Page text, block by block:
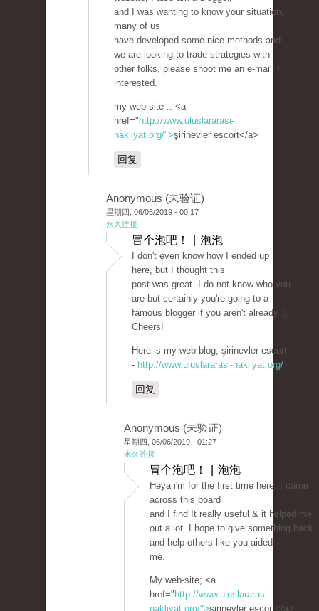
and I was wanting to know your situation;
many of us
have developed some nice methods and
we are looking to trade strategies with
other folks, please shoot me an e-mail if
interested.
my web site :: <a
href=" http://www.uluslararasi-
nakliyat.org/">şirinevler escort</a>
回复
Anonymous (未验证)
星期四, 06/06/2019 - 00:17
永久连接
冒个泡吧！ | 泡泡
I don't even know how I ended up
here, but I thought this
post was great. I do not know who you
are but certainly you're going to a
famous blogger if you aren't already ;)
Cheers!
Here is my web blog; şirinevler escort
- http://www.uluslararasi-nakliyat.org/
回复
Anonymous (未验证)
星期四, 06/06/2019 - 01:27
永久连接
冒个泡吧！ | 泡泡
Heya i'm for the first time here. I came
across this board
and I find It really useful & it helped me
out a lot. I hope to give something back
and help others like you aided
me.
My web-site; <a
href=" http://www.uluslararasi-
nakliyat.org/">şirinevler escort</a>